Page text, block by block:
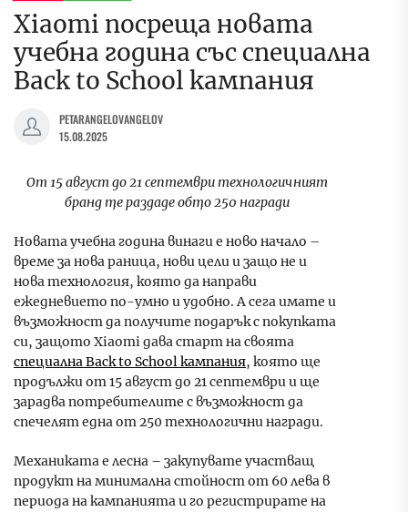
Xiaomi посреща новата
учебна година със специална
Back to School кампания
PETARANGELOVANGELOV
15.08.2025
От 15 август до 21 септември технологичният
бранд ще раздаде общо 250 награди
Новата учебна година винаги е ново начало –
време за нова раница, нови цели и защо не и
нова технология, която да направи
ежедневието по-умно и удобно. А сега имате и
възможност да получите подарък с покупката
си, защото Xiaomi дава старт на своята
специална Back to School кампания, която ще
продължи от 15 август до 21 септември и ще
зарадва потребителите с възможност да
спечелят една от 250 технологични награди.
Механиката е лесна – закупувате участващ
продукт на минимална стойност от 60 лева в
периода на кампанията и го регистрирате на